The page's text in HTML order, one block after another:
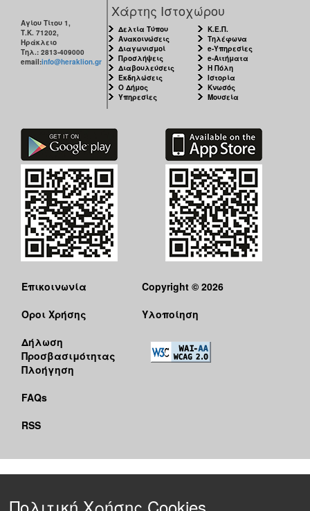
Αγίου Τίτου 1,
Τ.Κ. 71202,
Ηράκλειο
Τηλ.: 2813-409000
email:info@heraklion.gr
Χάρτης Ιστοχώρου
Δελτία Τύπου
Ανακοινώσεις
Διαγωνισμοί
Προσλήψεις
Διαβουλεύσεις
Εκδηλώσεις
Ο Δήμος
Υπηρεσίες
Κ.Ε.Π.
Τηλέφωνα
e-Υπηρεσίες
e-Αιτήματα
Η Πόλη
Ιστορία
Κνωσός
Μουσεία
Επικοινωνία
Όροι Χρήσης
Δήλωση
Προσβασιμότητας
Πλοήγηση
FAQs
RSS
Copyright © 2026
Υλοποίηση